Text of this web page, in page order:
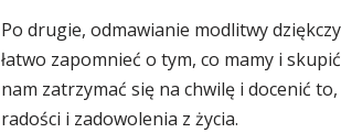
Po drugie, odmawianie modlitwy
łatwo zapomnieć o tym, co mamy i
nam zatrzymać się na chwilę i docenić
radości i zadowolenia z życia.